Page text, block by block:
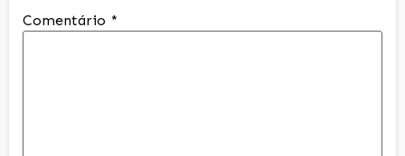
Comentário *